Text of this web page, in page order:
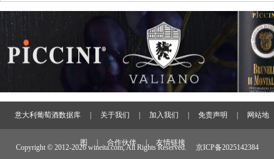
意大利葡萄酒数据库 关于我们 加入我们 免责声明 网站地
图 合作伙伴 友情链接
Copyright © 2012-2026 wineita.com, All Rights Reserved. 京ICP备2025142384